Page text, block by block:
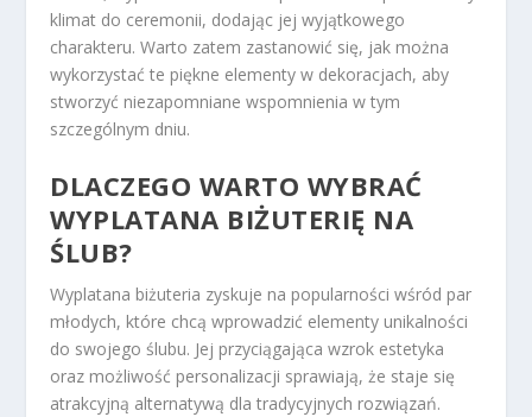
klimat do ceremonii, dodając jej wyjątkowego
charakteru. Warto zatem zastanowić się, jak można
wykorzystać te piękne elementy w dekoracjach, aby
stworzyć niezapomniane wspomnienia w tym
szczególnym dniu.
DLACZEGO WARTO WYBRAĆ
WYPLATANA BIŻUTERIĘ NA
ŚLUB?
Wyplatana biżuteria zyskuje na popularności wśród par
młodych, które chcą wprowadzić elementy unikalności
do swojego ślubu. Jej przyciągająca wzrok estetyka
oraz możliwość personalizacji sprawiają, że staje się
atrakcyjną alternatywą dla tradycyjnych rozwiązań.